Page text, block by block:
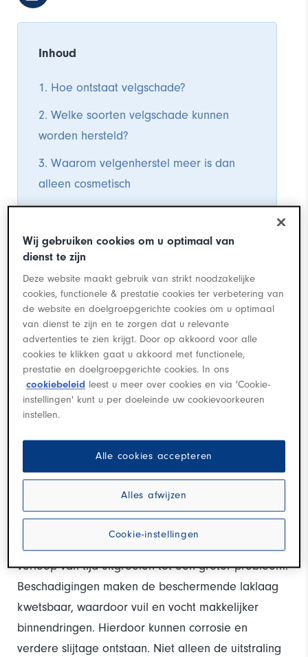
Inhoud
1. Hoe ontstaat velgschade?
2. Welke soorten velgschade kunnen
worden hersteld?
3. Waarom velgenherstel meer is dan
alleen cosmetisch
4. Hoe werkt professioneel
5. Laat je velgen professioneel herstellen
bij Louwman Schade
1. Hoe ontstaat velgschade?
Velgen zijn bepalend voor de uitstraling van je auto.
Of je nu rijdt in eenToyota Corolla, eenLexus IS
eenSuzuki Swift
automobilisten denken. Een stoeprand tijdens het
parkeren, een diepe kuil in het wegdek, opspattend
grind of langdurige blootstelling aan vocht en
strooizout kunnen al schade veroorzaken.
Wat begint als een kleine kras of schaafplek, kan na
verloop van tijd uitgroeien tot een groter probleem.
Beschadigingen maken de beschermende laklaag
kwetsbaar, waardoor vuil en vocht makkelijker
binnendringen. Hierdoor kunnen corrosie en
verdere slijtage ontstaan. Niet alleen de uitstraling
Wij gebruiken cookies om u optimaal van
dienst te zijn
Deze website maakt gebruik van strikt noodzakelijke
cookies, functionele & prestatie cookies ter verbetering van
de website en doelgroepgerichte cookies om u optimaal
van dienst te zijn en te zorgen dat u relevante
advertenties te zien krijgt. Door op akkoord voor alle
cookies te klikken gaat u akkoord met functionele,
prestatie en doelgroepgerichte cookies. In ons
cookiebeleid leest u meer over cookies en via 'Cookie-
instellingen' kunt u per doeleinde uw cookievoorkeuren
instellen.
Alles afwijzen
Alle cookies accepteren
Cookie-instellingen